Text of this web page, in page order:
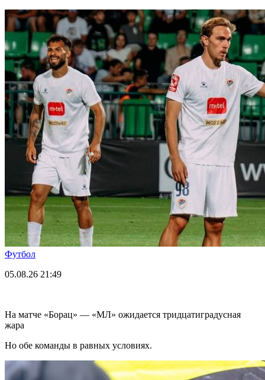
Футбол
05.08.26 21:49
На матче «Борац» — «МЛ» ожидается тридцатиградусная
жара
Но обе команды в равных условиях.